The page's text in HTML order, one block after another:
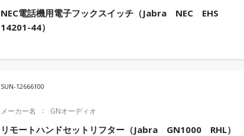
NEC電話機用電子フックスイッチ（Jabra NEC EHS
14201-44）
SUN-12666100
リモートハンドセットリフター（Jabra GN1000 RHL）
メーカー名 GNオーディオ